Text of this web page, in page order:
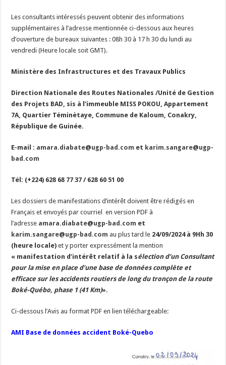
Les consultants intéressés peuvent obtenir des informations
supplémentaires à l’adresse mentionnée ci-dessous aux heures
d’ouverture de bureaux suivantes : 08h 30 à 17 h 30 du lundi au
vendredi (Heure locale soit GMT).
Ministère des Infrastructures et des Travaux Publics
Direction Nationale des Routes Nationales /Unité de Gestion
des Projets BAD, sis à l’immeuble MISS POKOU, Appartement
7A, Quartier Téminètaye, Commune de Kaloum, Conakry,
République de Guinée.
E-mail : amara.diabate@ugp-bad.com et karim.sangare@ugp-
bad.com
Tél: (+224) 628 68 77 37 / 628 60 51 00
Les dossiers de manifestations d’intérêt doivent être rédigés en
Français et envoyés par courriel en version PDF à
l’adresse amara.diabate@ugp-bad.com et
karim.sangare@ugp-bad.com au plus tard le 24/09/2024 à 9Hh 30
(heure locale) et y porter expressément la mention
« manifestation d’intérêt relatif à la sélection d’un Consultant
pour la mise en place d’une base de données complète et
efficace sur les accidents routiers de long du tronçon de la route
Boké-Québo, phase 1 (41 Km)».
Ci-dessous l’Avis au format PDF en lien téléchargeable:
AMI Base de données accident Boké-Quebo